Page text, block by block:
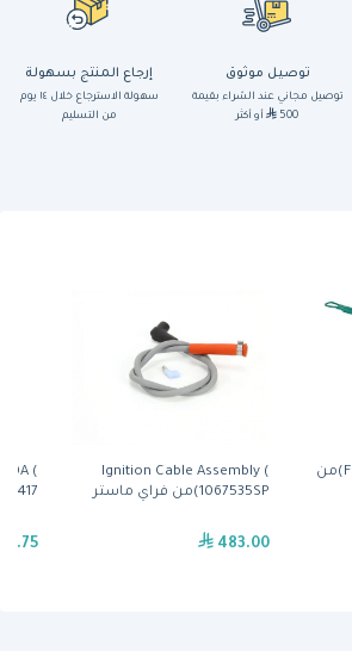
توصيل موثوق
توصيل مجاني عند الشراء بقيمة
500
أو أكثر
إرجاع المنتج بسهولة
سهولة الاسترجاع خلال ١٤ يوم
من التسليم
Fryer Basket( 803-0304)من
Ignition Cable Assembly (
1067535SP)من فراي ماستر
483.00
(
8263417)من